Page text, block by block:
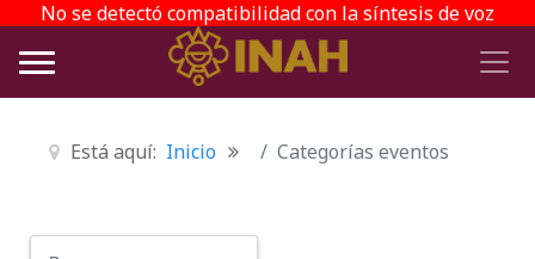
No se detectó compatibilidad con la síntesis de voz
Está aquí: Inicio Categorías eventos